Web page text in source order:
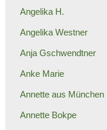
Angelika H.
Angelika Westner
Anja Gschwendtner
Anke Marie
Annette aus München
Annette Bokpe